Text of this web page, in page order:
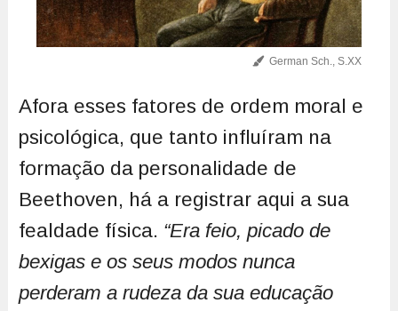
German Sch., S.XX
Afora esses fatores de ordem moral e
psicológica, que tanto influíram na
formação da personalidade de
Beethoven, há a registrar aqui a sua
fealdade física. “Era feio, picado de
bexigas e os seus modos nunca
perderam a rudeza da sua educação